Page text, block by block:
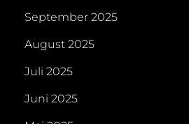
September 2025
August 2025
Juli 2025
Juni 2025